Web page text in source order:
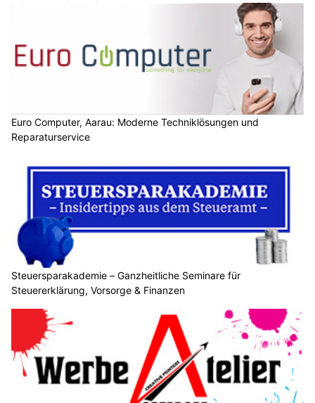
Euro Computer, Aarau: Moderne Techniklösungen und
Reparaturservice
Steuersparakademie – Ganzheitliche Seminare für
Steuererklärung, Vorsorge & Finanzen